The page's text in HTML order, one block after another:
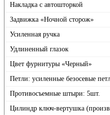
Накладка с автошторкой
Задвижка «Ночной сторож»
Усиленная ручка
Удлиненный глазок
Цвет фурнитуры «Черный»
Петли: усиленные безосевые
Противосъемные штыри: 5шт.
Цилиндр ключ-вертушка